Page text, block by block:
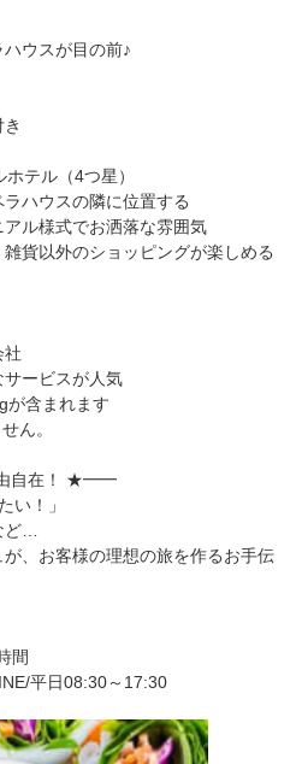
ハウスが目の前♪
テル（4つ星）
ハウスの隣に位置する
アル様式でお洒落な雰囲気
貨以外のショッピングが楽しめる
社
サービスが人気
が含まれます
ん。
由自在！ ★━━
い！」
ど…
、お客様の理想の旅を作るお手伝
間
平日08:30～17:30